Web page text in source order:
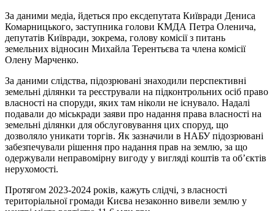
За даними медіа, йдеться про ️ексдепутата Київради Дениса
Комарницького, ️заступника голови КМДА Петра Оленича,
️депутатів Київради, зокрема, голову комісії з питань
земельних відносин Михайла Терентьєва та члена комісії
Олену Марченко.
За даними слідства, підозрювані знаходили перспективні
земельні ділянки та реєстрували на підконтрольних осіб право
власності на споруди, яких там ніколи не існувало. Надалі
подавали до міськради заяви про надання права власності на
земельні ділянки для обслуговування цих споруд, що
дозволяло уникати торгів. Як зазначили в НАБУ підозрювані
забезпечували рішення про надання прав на землю, за що
одержували неправомірну вигоду у вигляді коштів та об’єктів
нерухомості.
Протягом 2023-2024 років, кажуть слідчі, з власності
територіальної громади Києва незаконно вивели землю у